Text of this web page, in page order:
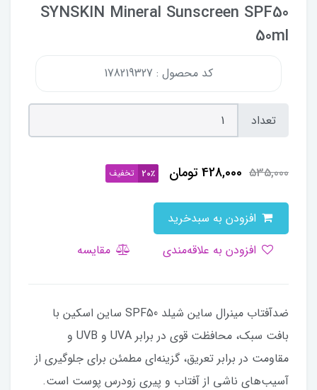
SYNSKIN Mineral Sunscreen SPF50
50ml
کد محصول : 178219327
تعداد
535,000
428,000تومان 20٪ تخفیف
مقایسه
ضدآفتاب مینرال ساین شیلد SPF50 ساین اسکین با
بافت سبک، محافظت قوی در برابر UVA و UVB و
مقاومت در برابر تعریق، گزینه‌ای مطمئن برای جلوگیری از
آسیب‌های ناشی از آفتاب و پیری زودرس پوست است.